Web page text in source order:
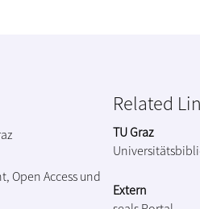
Open Access und
Related
TU Graz
Extern